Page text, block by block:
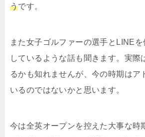
うです。
また女子ゴルファーの選手とLINE
しているような話も聞きます。実際
るかも知れませんが、今の時期はア
いるのではないかと思います。
今は全英オープンを控えた大事な時